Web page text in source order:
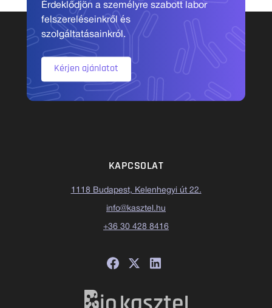
Érdeklődjön a személyre szabott labor
felszereléseinkről és
szolgáltatásainkról.
Kérjen ajánlatot
KAPCSOLAT
1118 Budapest, Kelenhegyi út 22.
info@kasztel.hu
+36 30 428 8416